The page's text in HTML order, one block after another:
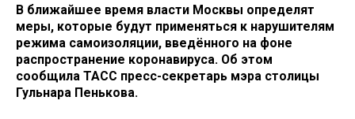
В ближайшее время власти Москвы определят
меры, которые будут применяться к нарушителям
режима самоизоляции, введённого на фоне
распространение коронавируса. Об этом
сообщила ТАСС пресс-секретарь мэра столицы
Гульнара Пенькова.